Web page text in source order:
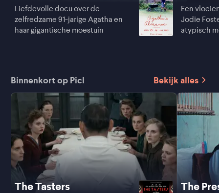
Liefdevolle docu over de
zelfredzame 91-jarige Agatha en
haar gigantische moestuin
Een
Jodie
atypisch
Binnenkort op Picl Bekijk alles
The Tasters The